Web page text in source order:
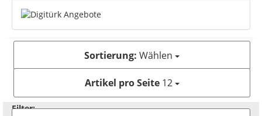
Sortierung: Wählen
Artikel pro Seite12
Filter: